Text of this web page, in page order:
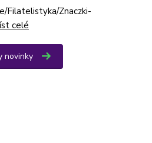
Filatelistyka/Znaczki-
celé
novinky